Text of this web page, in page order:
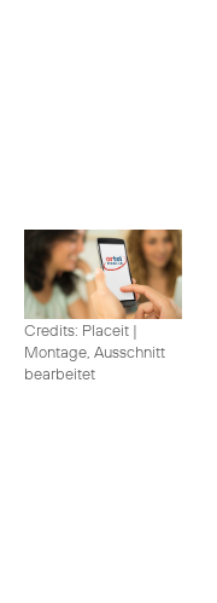
Credits: Placeit |
Montage, Ausschnitt
bearbeitet